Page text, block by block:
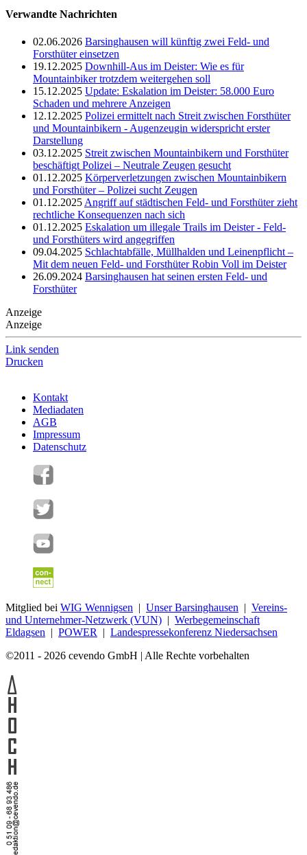
Verwandte Nachrichten
02.06.2026 Barsinghausen will künftig zwei Feld- und
Forsthüter einsetzen
19.12.2025 Downhill-Aus im Deister: Wie es für
Mountainbiker trotzdem weitergehen soll
15.12.2025 Update: Eskalation im Deister: 58.000 Euro
Schaden und mehrere Anzeigen
12.12.2025 Polizei ermittelt nach Streit zwischen Forsthüter
und Mountainbikern - Augenzeugin widerspricht erster
Darstellung
03.12.2025 Streit zwischen Mountainbikern und Forsthüter
beschäftigt Polizei – Neutrale Zeugen gesucht
01.12.2025 Körperverletzungen zwischen Mountainbikern
und Forsthüter – Polizei sucht Zeugen
01.12.2025 Angriff auf städtischen Feld- und Forsthüter zieht
rechtliche Konsequenzen nach sich
01.12.2025 Eskalation um illegale Trails im Deister - Feld-
und Forsthüters wird angegriffen
09.04.2025 Schlachtabfälle, Müllhalden und Leinenpflicht –
Mit dem neuen Feld- und Forsthüter Robin Voll im Deister
26.09.2024 Barsinghausen hat seinen ersten Feld- und
Forsthüter
Anzeige
Anzeige
Link senden
Drucken
Kontakt
Mediadaten
AGB
Impressum
Datenschutz
Mitglied bei WIG Wennigsen | Unser Barsinghausen | Vereins-
und Unternehmer-Netzwerk (VUN) | Werbegemeinschaft
Eldagsen | POWER | Landespressekonferenz Niedersachsen
©2011 - 2026 cevendo GmbH | Alle Rechte vorbehalten